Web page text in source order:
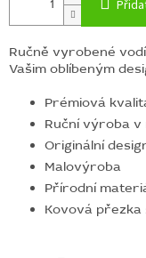
Ručně vyrobené
Vašim oblíbeným
Prémiová
Ruční výroba v
Originální
Malovýroba
Přírodní
Kovová